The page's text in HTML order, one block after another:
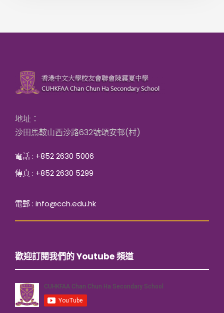
地址：
沙田馬鞍山西沙路632號頌安邨(村)
電話 : +852 2630 5006
傳真 : +852 2630 5299
電郵 : info@cch.edu.hk
歡迎訂閱我們的 Youtube 頻道